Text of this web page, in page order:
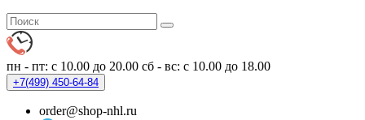
пн - пт: с 10.00 до 20.00 сб - вс: с 10.00 до 18.00
+7(499) 450-64-84
order@shop-nhl.ru